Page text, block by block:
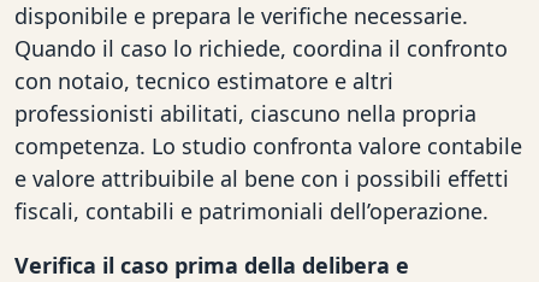
disponibile e prepara le verifiche necessarie.
Quando il caso lo richiede, coordina il confronto
con notaio, tecnico estimatore e altri
professionisti abilitati, ciascuno nella propria
competenza. Lo studio confronta valore contabile
e valore attribuibile al bene con i possibili effetti
fiscali, contabili e patrimoniali dell’operazione.
Verifica il caso prima della delibera e